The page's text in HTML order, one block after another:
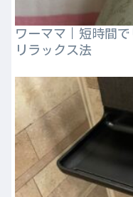
ワーママ｜短時間
リラックス法